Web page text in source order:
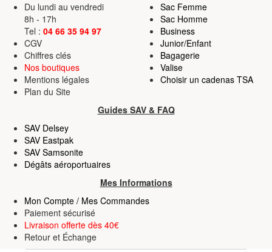
Du lundi au vendredi
8h - 17h
Tel : 04 66 35 94 97
CGV
Chiffres clés
Nos boutiques
Mentions légales
Plan du Site
Sac Femme
Sac Homme
Business
Junior/Enfant
Bagagerie
Valise
Choisir un cadenas TSA
Guides SAV & FAQ
SAV Delsey
SAV Eastpak
SAV Samsonite
Dégâts aéroportuaires
Mes Informations
Mon Compte / Mes Commandes
Paiement sécurisé
Livraison offerte dès 40€
Retour et Échange